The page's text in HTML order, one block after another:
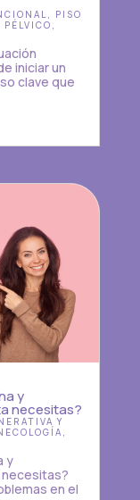
PISO
iniciar un
clave que
y
necesitas?
Y
,
y
en el